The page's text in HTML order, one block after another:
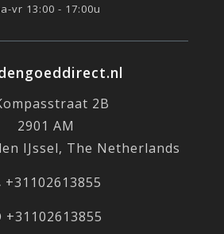
vr 13:00 - 17:00u
2B
2901 AM
IJssel, The Netherlands
+31102613855
+31102613855